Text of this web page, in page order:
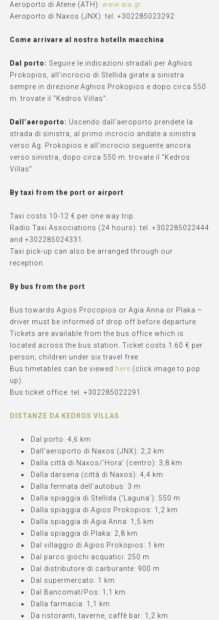
Aeroporto di Atene (ATH): www.aia.gr
Aeroporto di Naxos (JNX): tel. +302285023292
Come arrivare al nostro hotel In macchina
Dal porto: Seguire le indicazioni stradali per Aghios
Prokopios, all’incrocio di Stellida girate a sinistra
sempre in direzione Aghios Prokopios e dopo circa 550
m. trovate il “Kedros Villas”.
Dall’aeroporto: Uscendo dall’aeroporto prendete la
strada di sinistra, al primo incrocio andate a sinistra
verso Ag. Prokopios e all’incrocio seguente ancora
verso sinistra, dopo circa 550 m. trovate il “Kedros
Villas”.
By taxi from the port or airport
Taxi costs 10-12 € per one way trip.
Radio Taxi Associations (24 hours): tel. +302285022444
and +302285024331.
Taxi pick-up can also be arranged through our
reception.
By bus from the port
Bus towards Agios Procopios or Agia Anna or Plaka –
driver must be informed of drop off before departure.
Tickets are available from the bus office which is
located across the bus station. Ticket costs 1.60 € per
person; children under six travel free.
Bus timetables can be viewed here (click image to pop
up).
Bus ticket office: tel. +302285022291.
DISTANZE DA KEDROS VILLAS
Dal porto: 4,6 km
Dall’aeroporto di Naxos (JNX): 2,2 km
Dalla città di Naxos/’Ηora’ (centro): 3,8 km
Dalla darsena (città di Naxos): 4,4 km
Dalla fermata dell’autobus: 3 m
Dalla spiaggia di Stellida (‘Laguna’): 550 m
Dalla spiaggia di Agios Prokopios: 1,2 km
Dalla spiaggia di Agia Anna: 1,5 km
Dalla spiaggia di Plaka: 2,8 km
Dal villaggio di Agios Prokopios: 1 km
Dal parco giochi acquatici: 250 m
Dal distributore di carburante: 900 m
Dal supermercato: 1 km
Dal Bancomat/Pos: 1,1 km
Dalla farmacia: 1,1 km
Da ristoranti, taverne, caffè bar: 1,2 km